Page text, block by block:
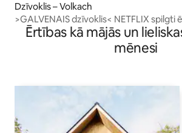
Dzīvoklis – Volkach
>GALVENAIS dzīvoklis< NETFLIX spilgti
Ērtības kā mājās un
mēnesi